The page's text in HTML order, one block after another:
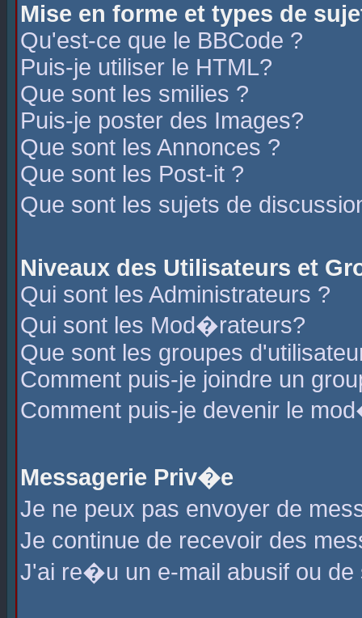
Mise en forme et types de
Qu'est-ce que le BBCode ?
Puis-je utiliser le HTML?
Que sont les smilies ?
Puis-je poster des Images?
Que sont les Annonces ?
Que sont les Post-it ?
Que sont les sujets de
Niveaux des Utilisateurs et
Qui sont les Administrateurs ?
Qui sont les Mod�rateurs?
Que sont les groupes
Comment puis-je joindre un
Comment puis-je devenir le
Messagerie Priv�e
Je ne peux pas envoyer de
Je continue de recevoir des
J'ai re�u un e-mail abusif ou de